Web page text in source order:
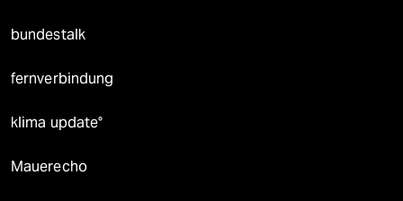
bundestalk
fernverbindung
klima update°
Mauerecho